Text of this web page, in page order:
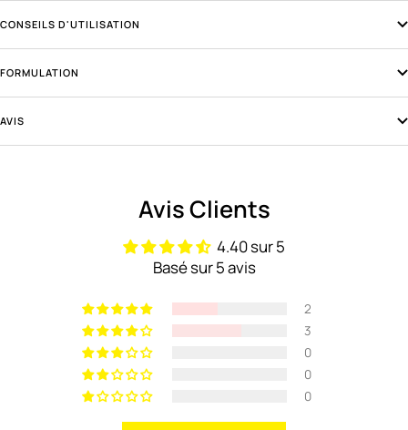
CONSEILS D'UTILISATION
FORMULATION
AVIS
Avis Clients
4.40 sur 5
Basé sur 5 avis
2
3
0
0
0